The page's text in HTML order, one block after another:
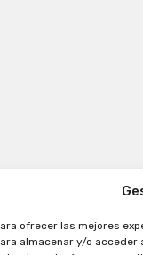
ofrecer las mejores
almacenar y/o acceder